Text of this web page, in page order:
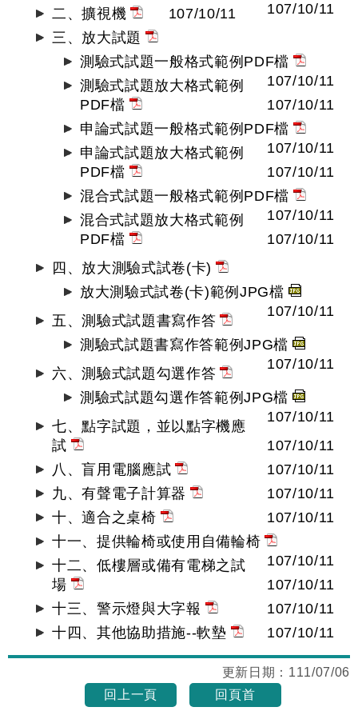
107/10/11
二、擴視機
107/10/11
三、放大試題
測驗式試題一般格式範例PDF檔
107/10/11
測驗式試題放大格式範例
PDF檔
107/10/11
申論式試題一般格式範例PDF檔
107/10/11
申論式試題放大格式範例
PDF檔
107/10/11
混合式試題一般格式範例PDF檔
107/10/11
混合式試題放大格式範例
PDF檔
107/10/11
四、放大測驗式試卷(卡)
放大測驗式試卷(卡)範例JPG檔
107/10/11
五、測驗式試題書寫作答
測驗式試題書寫作答範例JPG檔
107/10/11
六、測驗式試題勾選作答
測驗式試題勾選作答範例JPG檔
107/10/11
七、點字試題，並以點字機應
試
107/10/11
八、盲用電腦應試
107/10/11
九、有聲電子計算器
107/10/11
十、適合之桌椅
107/10/11
十一、提供輪椅或使用自備輪椅
107/10/11
十二、低樓層或備有電梯之試
場
107/10/11
十三、警示燈與大字報
107/10/11
十四、其他協助措施--軟墊
107/10/11
更新日期： 111/07/06
回上一頁
回頁首